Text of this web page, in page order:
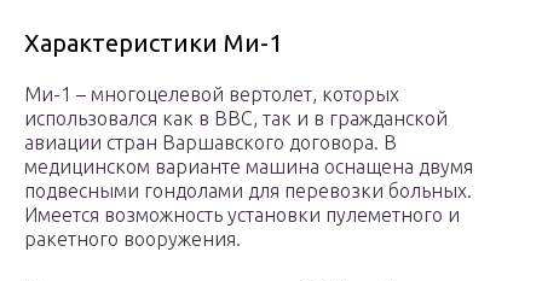
Характеристики Ми-1
Ми-1 – многоцелевой вертолет, которых
использовался как в ВВС, так и в гражданской
авиации стран Варшавского договора. В
медицинском варианте машина оснащена двумя
подвесными гондолами для перевозки больных.
Имеется возможность установки пулеметного и
ракетного вооружения.